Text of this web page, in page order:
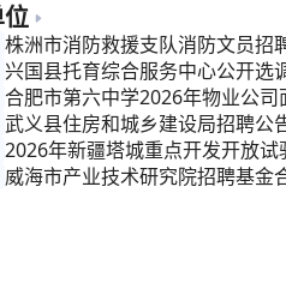
株洲市消防救援支队消防文员招
兴国县托育综合服务中心公开选
告
合肥市第六中学2026年物业公司
合公开招聘生活老师公告
武义县住房和城乡建设局招聘公
2026年新疆塔城重点开发开放试
片区（巴克图经济技术开发区）
威海市产业技术研究院招聘基金